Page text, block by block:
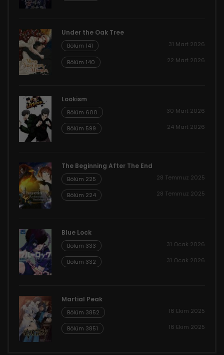
Under the Oak Tree
Bölüm 141 31 Mart 2026
Bölüm 140 22 Mart 2026
Lookism
Bölüm 600 30 Mart 2026
Bölüm 599 24 Mart 2026
The Beginning After The End
Bölüm 225 28 Temmuz 2025
Bölüm 224 28 Temmuz 2025
Blue Lock
Bölüm 333 31 Ocak 2026
Bölüm 332 31 Ocak 2026
Martial Peak
Bölüm 3852 16 Ekim 2025
Bölüm 3851 16 Ekim 2025